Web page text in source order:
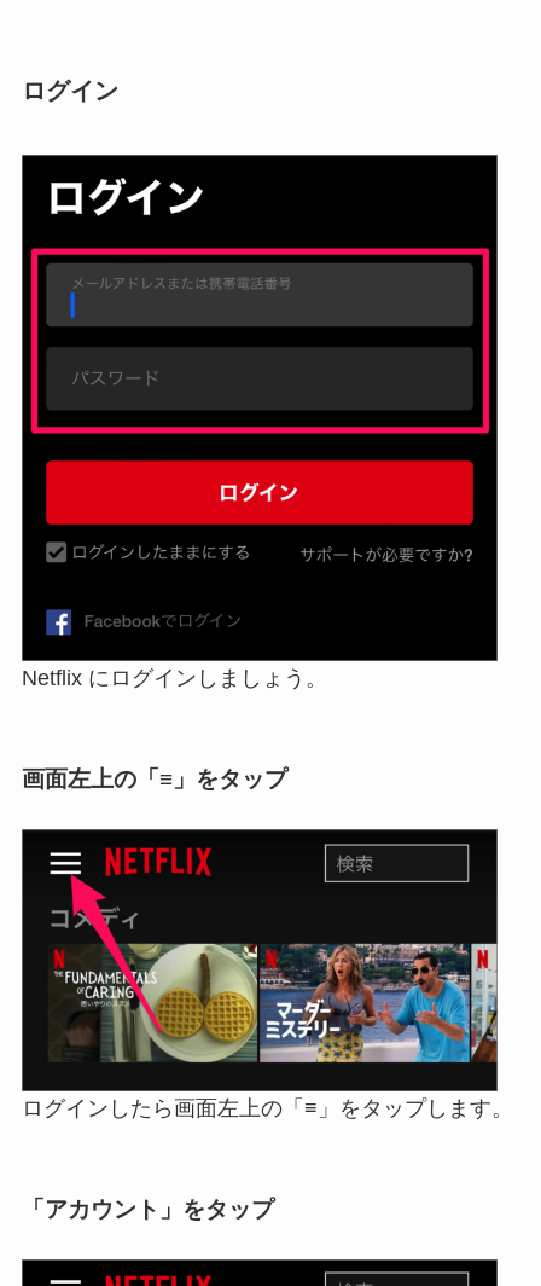
ログイン
Netflix にログインしましょう。
画面左上の「≡」をタップ
ログインしたら画面左上の「≡」をタップします。
「アカウント」をタップ